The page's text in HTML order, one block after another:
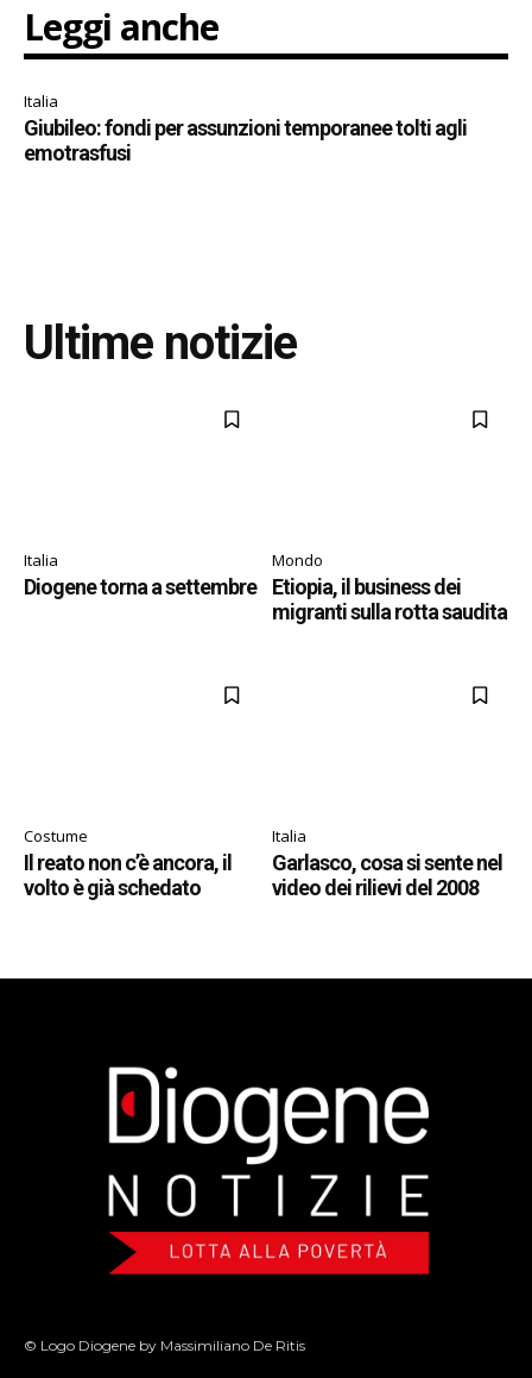
Leggi anche
Italia
Giubileo: fondi per assunzioni temporanee tolti agli
emotrasfusi
Ultime notizie
Italia
Diogene torna a settembre
Mondo
Etiopia, il business dei
migranti sulla rotta saudita
Costume
Il reato non c’è ancora, il
volto è già schedato
Italia
Garlasco, cosa si sente nel
video dei rilievi del 2008
© Logo Diogene by Massimiliano De Ritis